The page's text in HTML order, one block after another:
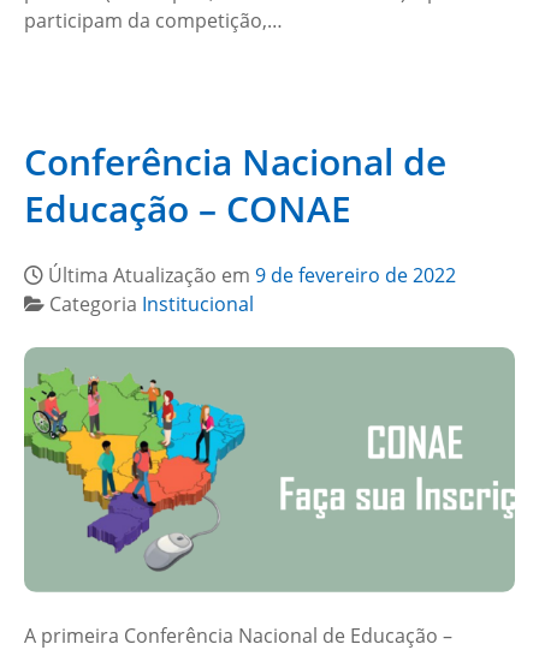
participam da competição,…
Conferência Nacional de
Educação – CONAE
Última Atualização em 9 de fevereiro de 2022
Categoria Institucional
A primeira Conferência Nacional de Educação –